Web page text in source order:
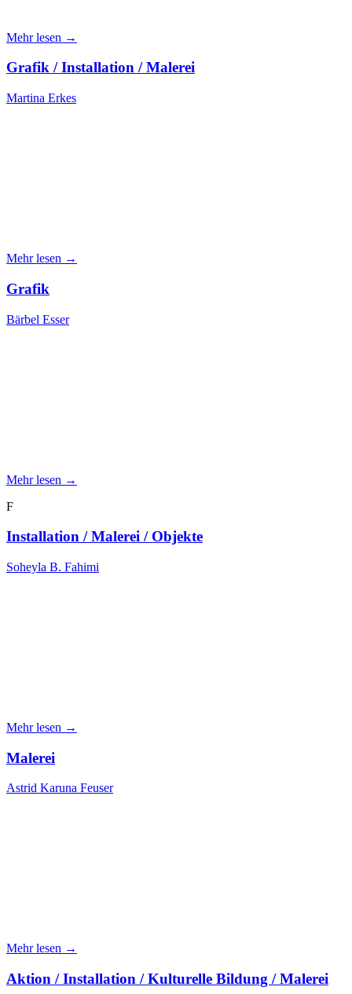
Mehr lesen →
Grafik / Installation / Malerei
Martina Erkes
Mehr lesen →
Grafik
Bärbel Esser
Mehr lesen →
F
Installation / Malerei / Objekte
Soheyla B. Fahimi
Mehr lesen →
Malerei
Astrid Karuna Feuser
Mehr lesen →
Aktion / Installation / Kulturelle Bildung / Malerei